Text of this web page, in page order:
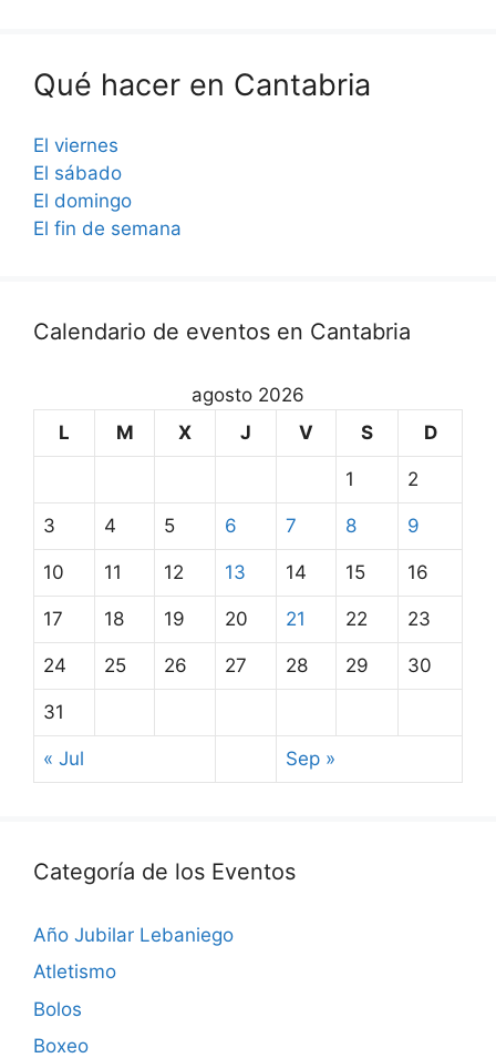
Qué hacer en Cantabria
El viernes
El sábado
El domingo
El fin de semana
Calendario de eventos en Cantabria
agosto 2026
L
M X J V S D
1 2
3 4 5 6 7 8 9
10 11 12 13 14 15 16
17 18 19 20 21 22 23
24 25 26 27 28 29 30
31
« Jul Sep »
Categoría de los Eventos
Año Jubilar Lebaniego
Atletismo
Bolos
Boxeo